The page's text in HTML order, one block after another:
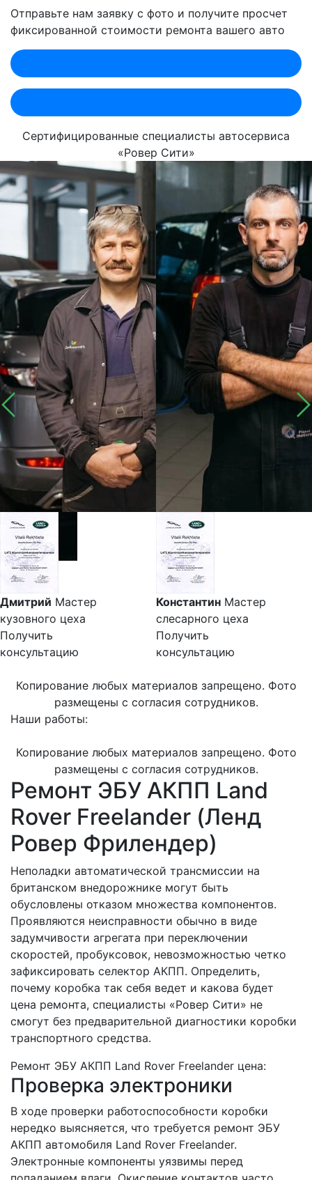
Отправьте нам заявку с фото и получите просчет
фиксированной стоимости ремонта вашего авто
Сертифицированные специалисты автосервиса
«Ровер Сити»
Дмитрий Мастер
кузовного цеха
Получить
консультацию
Константин Мастер
слесарного цеха
Получить
консультацию
Копирование любых материалов запрещено. Фото
размещены с согласия сотрудников.
Наши работы:
Копирование любых материалов запрещено. Фото
размещены с согласия сотрудников.
Ремонт ЭБУ АКПП Land
Rover Freelander (Ленд
Ровер Фрилендер)
Неполадки автоматической трансмиссии на
британском внедорожнике могут быть
обусловлены отказом множества компонентов.
Проявляются неисправности обычно в виде
задумчивости агрегата при переключении
скоростей, пробуксовок, невозможностью четко
зафиксировать селектор АКПП. Определить,
почему коробка так себя ведет и какова будет
цена ремонта, специалисты «Ровер Сити» не
смогут без предварительной диагностики коробки
транспортного средства.
Ремонт ЭБУ АКПП Land Rover Freelander цена:
Проверка электроники
В ходе проверки работоспособности коробки
нередко выясняется, что требуется ремонт ЭБУ
АКПП автомобиля Land Rover Freelander.
Электронные компоненты уязвимы перед